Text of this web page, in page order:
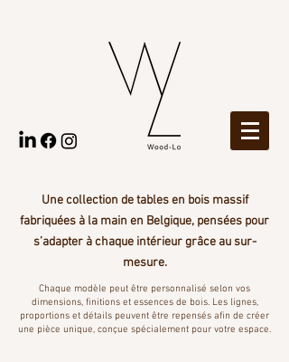
Une collection de tables en bois massif
fabriquées à la main en Belgique, pensées pour
s’adapter à chaque intérieur grâce au sur-
mesure.
Chaque modèle peut être personnalisé selon vos
dimensions, finitions et essences de bois. Les lignes,
proportions et détails peuvent être repensés afin de créer
une pièce unique, conçue spécialement pour votre espace.